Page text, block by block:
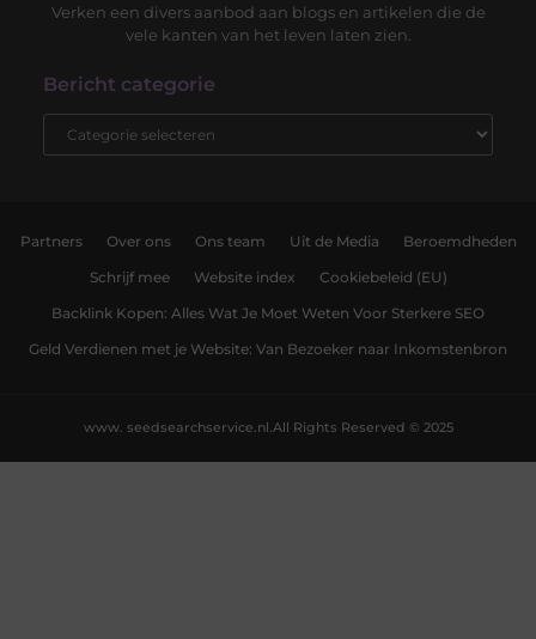
Verken een divers aanbod aan blogs en artikelen die de
vele kanten van het leven laten zien.
Bericht categorie
Partners Over ons Ons team Uit de Media Beroemdheden
Schrijf mee Website index Cookiebeleid (EU)
Backlink Kopen: Alles Wat Je Moet Weten Voor Sterkere SEO
Geld Verdienen met je Website: Van Bezoeker naar Inkomstenbron
All Rights Reserved © 2025
www. seedsearchservice.nl.